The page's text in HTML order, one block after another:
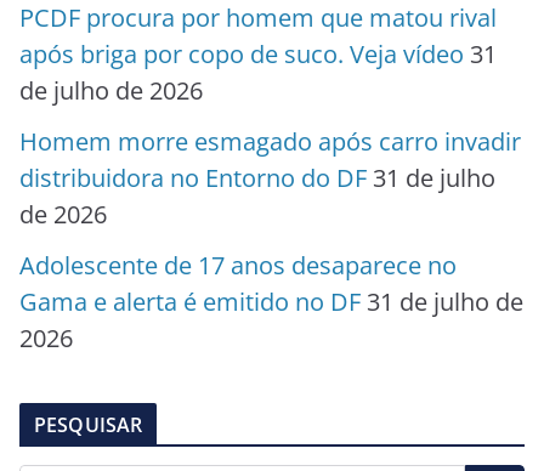
PCDF procura por homem que matou rival
após briga por copo de suco. Veja vídeo 31
de julho de 2026
Homem morre esmagado após carro invadir
distribuidora no Entorno do DF 31 de julho
de 2026
Adolescente de 17 anos desaparece no
Gama e alerta é emitido no DF 31 de julho de
2026
PESQUISAR